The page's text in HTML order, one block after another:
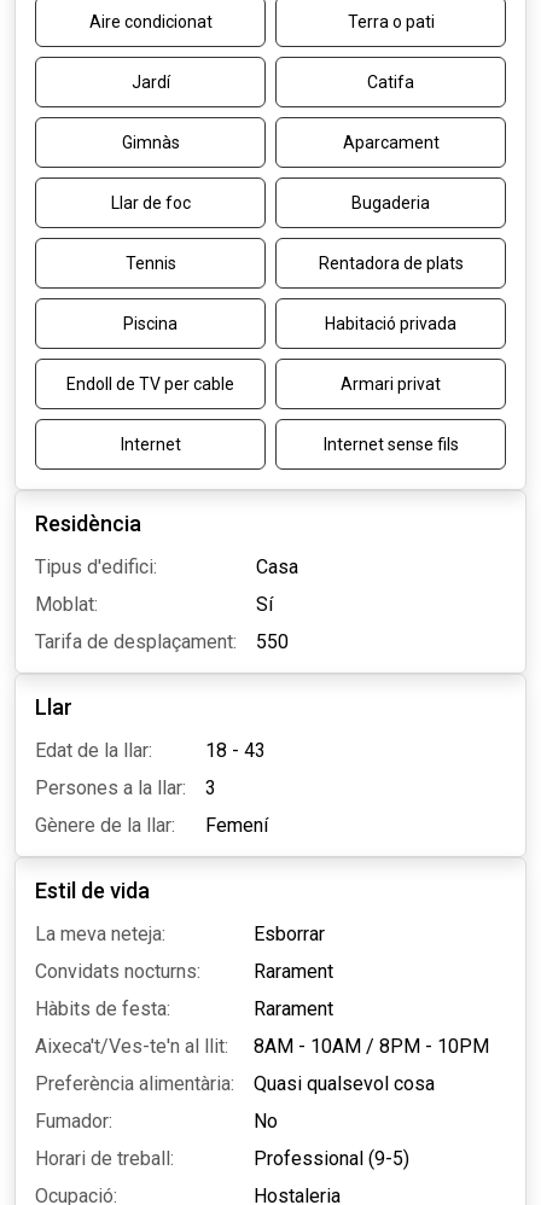
Aire condicionat Terra o pati
Jardí Catifa
Gimnàs Aparcament
Llar de foc Bugaderia
Tennis Rentadora de plats
Piscina Habitació privada
Endoll de TV per cable Armari privat
Internet Internet sense fils
Residència
Tipus d'edifici:
Casa
Moblat:
Sí
Tarifa de desplaçament:
550
Llar
Edat de la llar:
18 - 43
Persones a la llar:
3
Gènere de la llar:
Femení
Estil de vida
La meva neteja:
Esborrar
Convidats nocturns:
Rarament
Hàbits de festa:
Rarament
Aixeca't/Ves-te'n al llit:
8AM - 10AM / 8PM - 10PM
Preferència alimentària:
Quasi qualsevol cosa
Fumador:
No
Horari de treball:
Professional (9-5)
Ocupació:
Hostaleria